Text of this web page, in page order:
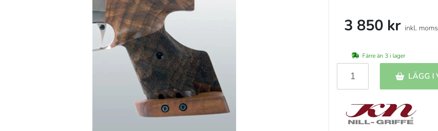
3 850 kr inkl. moms
Färre än 3 i lager
LÄGG I